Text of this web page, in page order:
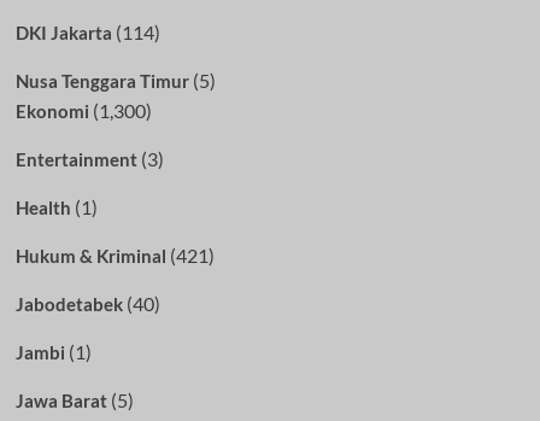
DKI Jakarta (114)
Nusa Tenggara Timur(5)
Ekonomi (1,300)
Entertainment(3)
Health (1)
Hukum & Kriminal (421)
Jabodetabek(40)
Jambi (1)
Jawa Barat(5)